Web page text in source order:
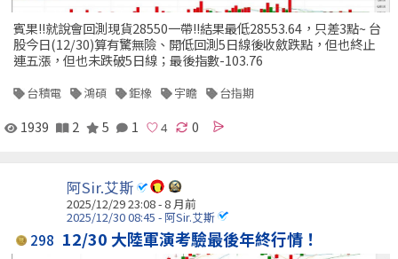
賓果!!就說會回測現貨28550一帶!!結果最低28553.64，只差3點~ 台
股今日(12/30)算有驚無險、開低回測5日線後收斂跌點，但也終止
連五漲，但也未跌破5日線；最後指數-103.76
台積電 鴻碩 鉅橡 宇瞻 台指期
1939 2 5 1 0
阿Sir.艾斯
2025/12/29 23:08 - 8 月前
2025/12/30 08:45 - 阿Sir.艾斯
298 12/30 大陸軍演考驗最後年終行情！